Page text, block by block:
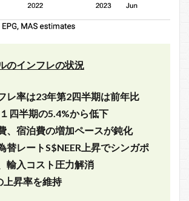
のインフレの状況
レ率は23年第2四半期は前年比
四半期の5.4%から低下
、宿泊費の増加ペースが鈍化
替レートS$NEER上昇でシンガポ
輸入コスト圧力解消
上昇率を維持